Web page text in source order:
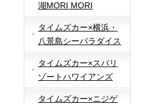
湖MORI MORI
タイムズカー×横浜・
八景島シーパラダイス
タイムズカー×スパリ
ゾートハワイアンズ
タイムズカー×ニジゲ